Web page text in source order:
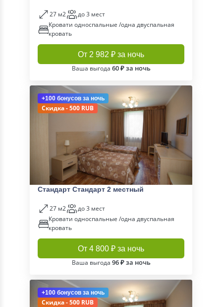
27 м2
до 3 мест
Кровати односпальные /одна двуспальная
кровать
От 2 982 ₽ за ночь
Ваша выгода 60 ₽ за ночь
+100 бонусов за ночь
Скидка - 500 RUB
Стандарт Стандарт 2 местный
27 м2
до 3 мест
Кровати односпальные /одна двуспальная
кровать
От 4 800 ₽ за ночь
Ваша выгода 96 ₽ за ночь
+100 бонусов за ночь
Скидка - 500 RUB